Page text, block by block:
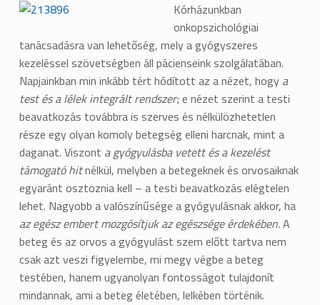
Kórházunkban
onkopszichológiai
tanácsadásra van lehetőség, mely a gyógyszeres
kezeléssel szövetségben áll pácienseink szolgálatában.
Napjainkban min inkább tért hódított az a nézet, hogy a
test és a lélek integrált rendszer; e nézet szerint a testi
beavatkozás továbbra is szerves és nélkülözhetetlen
része egy olyan komoly betegség elleni harcnak, mint a
daganat. Viszont a gyógyulásba vetett és a kezelést
támogató hitnélkül, melyben a betegeknek és orvosaiknak
egyaránt osztoznia kell – a testi beavatkozás elégtelen
lehet. Nagyobb a valószínűsége a gyógyulásnak akkor, ha
az egész embert mozgósítjuk az egészsége érdekében.A
beteg és az orvos a gyógyulást szem előtt tartva nem
csak azt veszi figyelembe, mi megy végbe a beteg
testében, hanem ugyanolyan fontosságot tulajdonít
mindannak, ami a beteg életében, lelkében történik.